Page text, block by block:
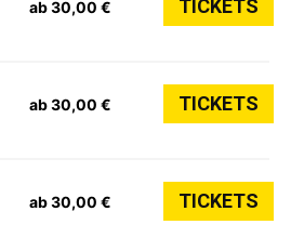
ab 30,00 € TICKETS
ab 30,00 € TICKETS
ab 30,00 € TICKETS